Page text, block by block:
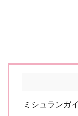
ミシュランガ